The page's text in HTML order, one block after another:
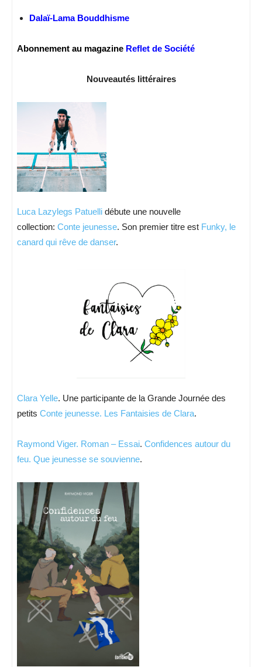
Dalaï-Lama Bouddhisme
Abonnement au magazine Reflet de Société
Nouveautés littéraires
Luca Lazylegs Patuelli débute une nouvelle
collection: Conte jeunesse. Son premier titre est Funky, le
canard qui rêve de danser.
Clara Yelle. Une participante de la Grande Journée des
petits Conte jeunesse. Les Fantaisies de Clara.
Raymond Viger. Roman – Essai. Confidences autour du
feu. Que jeunesse se souvienne.